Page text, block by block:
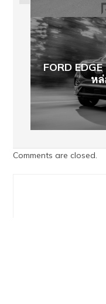
FORD
หล่
Comments are closed.